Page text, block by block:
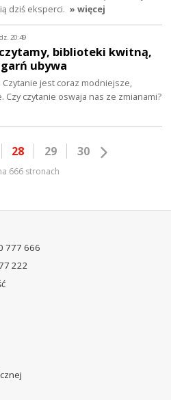
dziś eksperci. » więcej
20:49
biblioteki kwitną,
ubywa
jest coraz modniejsze,
czytanie oswaja nas ze zmianami?
28 29 30
666 stronach
777 666
222